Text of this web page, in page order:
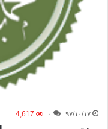
۹۷/۱۰/۱۷ ۰ 4,617